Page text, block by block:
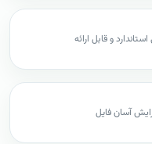
و قابل ارائه
آسان فایل